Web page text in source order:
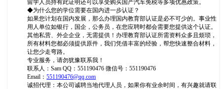
留学人员持有此证明还可以享受购买国产汽车免税等多项优惠政策。
◆为什么您的学位需要在国内进一步认证？
如果您计划在国内发展，那么办理国内教育部认证是必不可少的。事业性
用人单位如银行，国企，公务员，在您应聘时都会需要您提供这个认证。
其他私营、外企企业，无需提供！办理教育部认证所需资料众多且烦琐，
所有材料您都必须提供原件，我们凭借丰富的经验，帮您快速整合材料，
让您少走弯路。
专业服务，请勿犹豫联系我！
联系人：Sam QQ：551190476 微信号：551190476
Email：551190476@qq.com
诚招代理：本公司诚聘当地代理人员，如果你有业余时间，有兴趣就请联